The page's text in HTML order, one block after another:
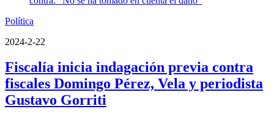
Política
2024-2-22
Fiscalía inicia indagación previa contra
fiscales Domingo Pérez, Vela y periodista
Gustavo Gorriti